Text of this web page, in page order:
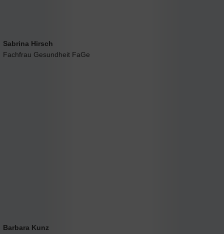
Sabrina Hirsch
Fachfrau Gesundheit FaGe
Barbara Kunz